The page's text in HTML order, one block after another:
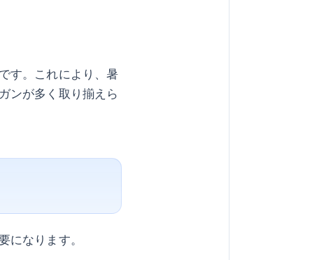
す。これにより、暑
ンが多く取り揃えら
なります。